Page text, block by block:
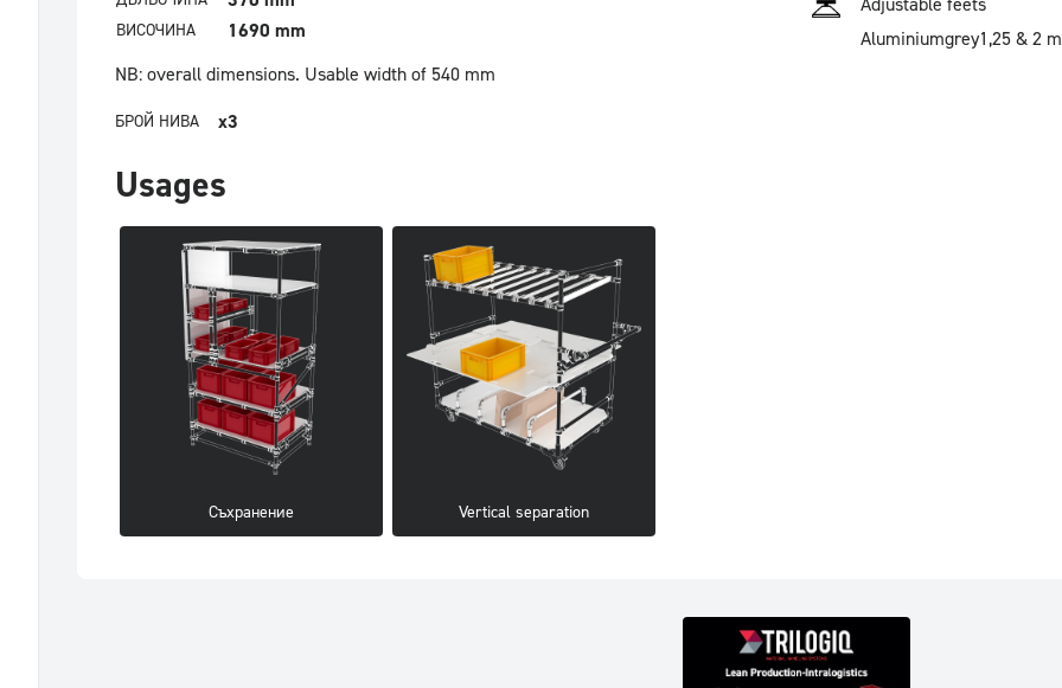
ВИСОЧИНА
1690 mm
NB: overall dimensions. Usable width of 540 mm
БРОЙ НИВА x3
Adjustable feets
Aluminiumgrey1,25 & 2
Usages
Съхранение Vertical separation